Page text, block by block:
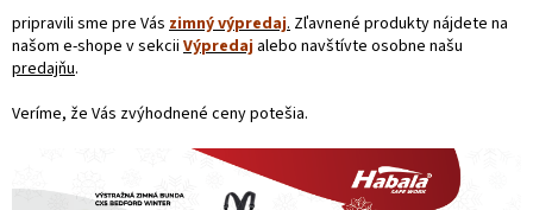
pripravili sme pre Vás zimný výpredaj. Zľavnené produkty nájdete na
našom e-shope v sekcii Výpredaj alebo navštívte osobne našu
predajňu.
Veríme, že Vás zvýhodnené ceny potešia.